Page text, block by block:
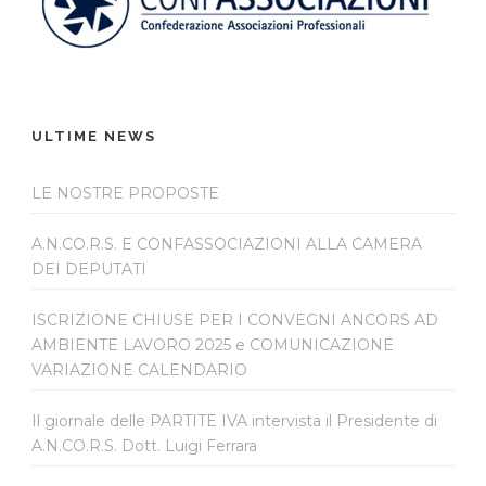
ULTIME NEWS
LE NOSTRE PROPOSTE
A.N.CO.R.S. E CONFASSOCIAZIONI ALLA CAMERA
DEI DEPUTATI
ISCRIZIONE CHIUSE PER I CONVEGNI ANCORS AD
AMBIENTE LAVORO 2025 e COMUNICAZIONE
VARIAZIONE CALENDARIO
Il giornale delle PARTITE IVA intervista il Presidente di
A.N.CO.R.S. Dott. Luigi Ferrara